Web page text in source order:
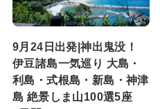
9月24日出発|神出鬼没！
伊豆諸島一気巡り 大島・
利島・式根島・新島・神津
島 絶景しま山100選5座